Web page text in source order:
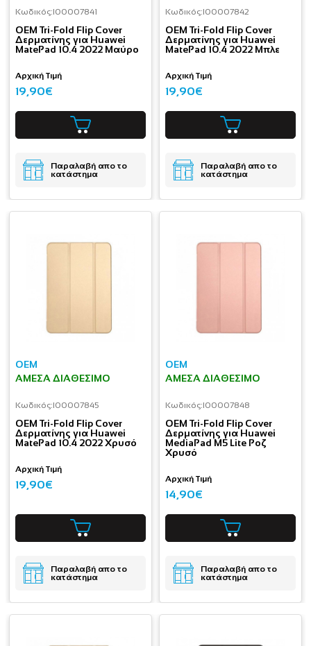
Κωδικός:I00007841
OEM Tri-Fold Flip Cover
Δερματίνης για Huawei
MatePad 10.4 2022 Μαύρο
Αρχική Τιμή
19,90€
Παραλαβή απο το
κατάστημα
Κωδικός:I00007842
OEM Tri-Fold Flip Cover
Δερματίνης για Huawei
MatePad 10.4 2022 Μπλε
Αρχική Τιμή
19,90€
Παραλαβή απο το
κατάστημα
OEM
ΆΜΕΣΑ ΔΙΑΘΈΣΙΜΟ
Κωδικός:I00007845
OEM Tri-Fold Flip Cover
Δερματίνης για Huawei
MatePad 10.4 2022 Χρυσό
Αρχική Τιμή
19,90€
Παραλαβή απο το
κατάστημα
OEM
ΆΜΕΣΑ ΔΙΑΘΈΣΙΜΟ
Κωδικός:I00007848
OEM Tri-Fold Flip Cover
Δερματίνης για Huawei
MediaPad M5 Lite Ροζ
Χρυσό
Αρχική Τιμή
14,90€
Παραλαβή απο το
κατάστημα